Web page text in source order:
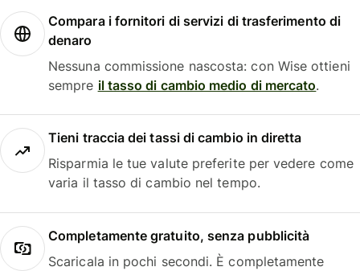
Compara i fornitori di servizi di trasferimento di
denaro
Nessuna commissione nascosta: con Wise ottieni
sempre il tasso di cambio medio di mercato.
Tieni traccia dei tassi di cambio in diretta
Risparmia le tue valute preferite per vedere come
varia il tasso di cambio nel tempo.
Completamente gratuito, senza pubblicità
Scaricala in pochi secondi. È completamente